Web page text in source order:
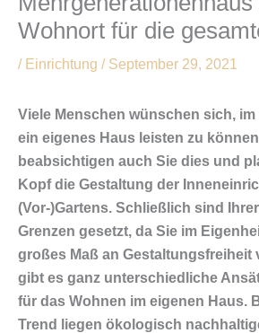
Wohnort für die
/ Einrichtung / September 29, 2021
Viele Menschen wünschen sich,
ein eigenes Haus leisten zu
beabsichtigen auch Sie dies und
Kopf die Gestaltung der
(Vor-)Gartens. Schließlich sind
Grenzen gesetzt, da Sie im
großes Maß an Gestaltungsfreiheit
gibt es ganz unterschiedliche
für das Wohnen im eigenen Haus.
Trend liegen ökologisch